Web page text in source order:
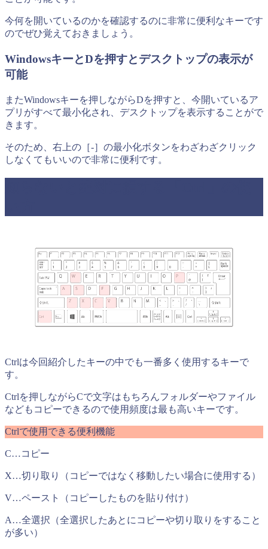
今何を開いているのかを確認するのに非常に便利なキーです
のでぜひ覚えておきましょう。
WindowsキーとDを押すとデスクトップの表示が
可能
またWindowsキーを押しながらDを押すと、今開いているア
プリがすべて最小化され、デスクトップを表示することがで
きます。
そのため、右上の［-］の最小化ボタンをわざわざクリック
しなくてもいいので非常に便利です。
Ctrlは今回紹介したキーの中でも一番多く使用するキーで
す。
Ctrlを押しながらCで文字はもちろんフォルダーやファイル
などもコピーできるので使用頻度は最も高いキーです。
Ctrlで使用できる便利機能
C…コピー
X…切り取り（コピーではなく移動したい場合に使用する）
V…ペースト（コピーしたものを貼り付け）
A…全選択（全選択したあとにコピーや切り取りをすること
が多い）